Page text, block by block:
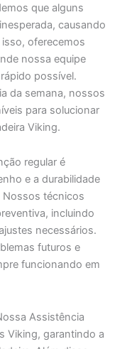
que alguns
causando
oferecemos
nossa equipe
possível.
da semana, nossos
para solucionar
Viking.
regular é
e a durabilidade
Nossos técnicos
incluindo
necessários.
futuros e
funcionando em
Assistência
Viking, garantindo a